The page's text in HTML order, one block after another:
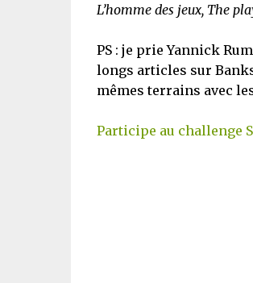
L’homme des jeux, The
PS : je prie Yannick
longs articles sur
mêmes terrains avec
Participe au challenge